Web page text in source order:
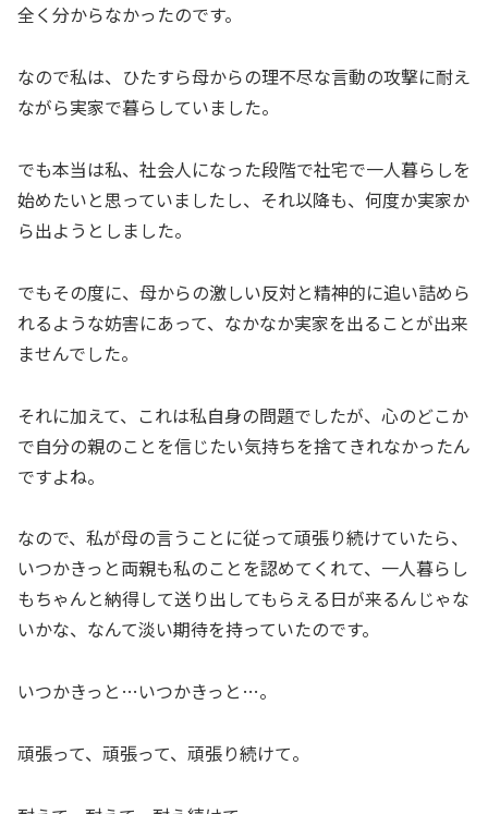
全く分からなかったのです。
なので私は、ひたすら母からの理不尽な言動の攻撃に耐え
ながら実家で暮らしていました。
でも本当は私、社会人になった段階で社宅で一人暮らしを
始めたいと思っていましたし、それ以降も、何度か実家か
ら出ようとしました。
でもその度に、母からの激しい反対と精神的に追い詰めら
れるような妨害にあって、なかなか実家を出ることが出来
ませんでした。
それに加えて、これは私自身の問題でしたが、心のどこか
で自分の親のことを信じたい気持ちを捨てきれなかったん
ですよね。
なので、私が母の言うことに従って頑張り続けていたら、
いつかきっと両親も私のことを認めてくれて、一人暮らし
もちゃんと納得して送り出してもらえる日が来るんじゃな
いかな、なんて淡い期待を持っていたのです。
いつかきっと…いつかきっと…。
頑張って、頑張って、頑張り続けて。